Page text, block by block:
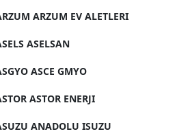
ARZUM EV ALETLERI
ASELSAN
ASCE GMYO
ASTOR ENERJI
ANADOLU ISUZU